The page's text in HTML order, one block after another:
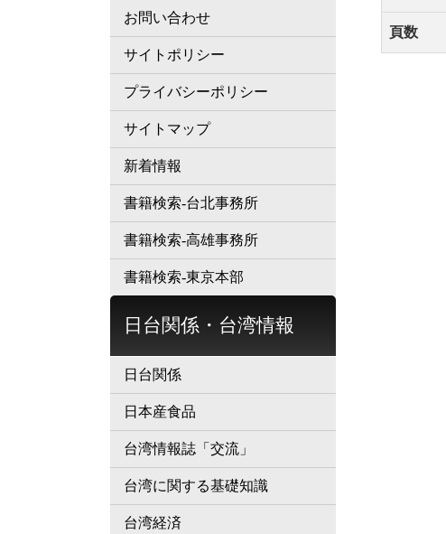
頁数
お問い合わせ
サイトポリシー
プライバシーポリシー
サイトマップ
新着情報
書籍検索-台北事務所
書籍検索-高雄事務所
書籍検索-東京本部
日台関係・台湾情報
日台関係
日本産食品
台湾情報誌「交流」
台湾に関する基礎知識
台湾経済